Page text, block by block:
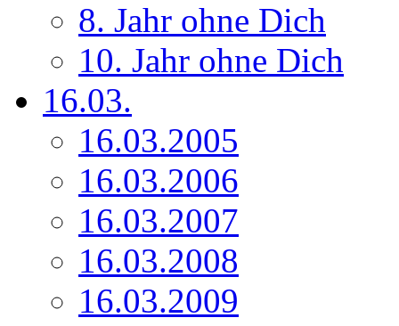
8. Jahr ohne Dich
10. Jahr ohne Dich
16.03.
16.03.2005
16.03.2006
16.03.2007
16.03.2008
16.03.2009